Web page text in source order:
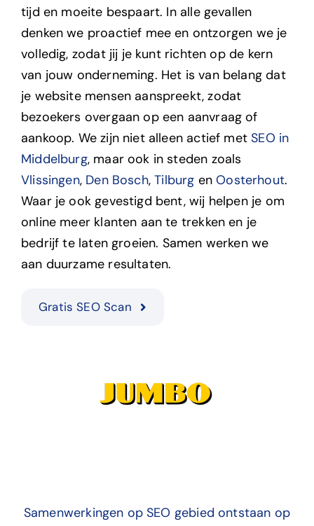
tijd en moeite bespaart. In alle gevallen
denken we proactief mee en ontzorgen we je
volledig, zodat jij je kunt richten op de kern
van jouw onderneming. Het is van belang dat
je website mensen aanspreekt, zodat
bezoekers overgaan op een aanvraag of
aankoop. We zijn niet alleen actief metSEO in
Middelburg, maar ook in steden zoals
Vlissingen, Den Bosch,Tilburg enOosterhout.
Waar je ook gevestigd bent, wij helpen je om
online meer klanten aan te trekken en je
bedrijf te laten groeien. Samen werken we
aan duurzame resultaten.
Gratis SEO Scan
Samenwerkingen op SEO gebied ontstaan op